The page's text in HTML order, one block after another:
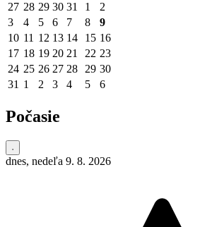
27 28 29 30 31 1
2
3
4 5 6 7 8
9
10 11 12 13 14 15 16
17 18 19 20 21 22 23
24 25 26 27 28 29 30
31 1 2 3 4 5 6
Počasie
dnes, nedeľa 9. 8. 2026